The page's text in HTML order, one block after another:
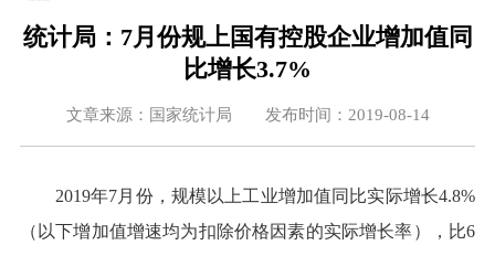
统计局：7月份规上国有控股企业增加值同
比增长3.7%
文章来源：国家统计局 发布时间：2019-08-14
2019年7月份，规模以上工业增加值同比实际增长4.8%
（以下增加值增速均为扣除价格因素的实际增长率），比6